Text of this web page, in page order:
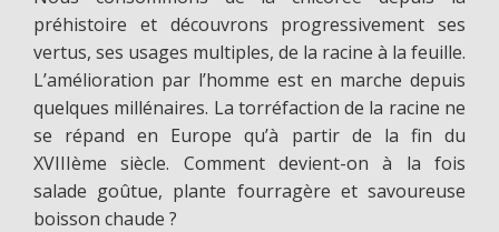
préhistoire et découvrons progressivement ses
vertus, ses usages multiples, de la racine à la feuille.
L’amélioration par l’homme est en marche depuis
quelques millénaires. La torréfaction de la racine ne
se répand en Europe qu’à partir de la fin du
XVIIIème siècle. Comment devient-on à la fois
salade goûtue, plante fourragère et savoureuse
boisson chaude ?